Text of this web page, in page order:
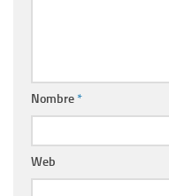
Nombre*
Web